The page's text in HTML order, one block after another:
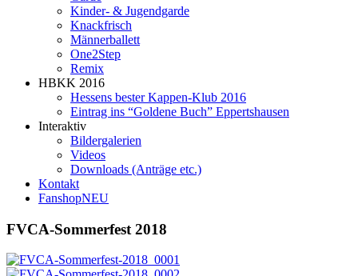
Kinder- & Jugendgarde
Knackfrisch
Männerballett
One2Step
Remix
HBKK 2016
Hessens bester Kappen-Klub 2016
Eintrag ins “Goldene Buch” Eppertshausen
Interaktiv
Bildergalerien
Videos
Downloads (Anträge etc.)
Kontakt
FanshopNEU
FVCA-Sommerfest 2018